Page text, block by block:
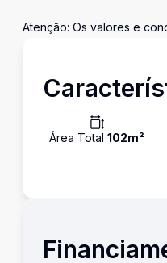
Atenção: Os valores e
Área Total 102m²